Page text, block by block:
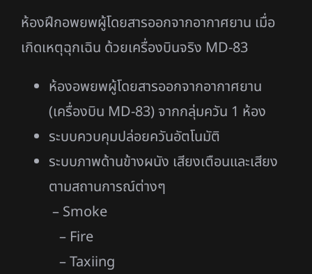
ห้องฝึกอพยพผู้โดยสารออกจากอากาศยาน เมื่อ
เกิดเหตุฉุกเฉิน ด้วยเครื่องบินจริง MD-83
ห้องอพยพผู้โดยสารออกจากอากาศยาน
(เครื่องบิน MD-83) จากกลุ่มควัน 1 ห้อง
ระบบควบคุมปล่อยควันอัตโนมัติ
ระบบภาพด้านข้างผนัง เสียงเตือนและเสียง
ตามสถานการณ์ต่างๆ
– Smoke
– Fire
– Taxiing